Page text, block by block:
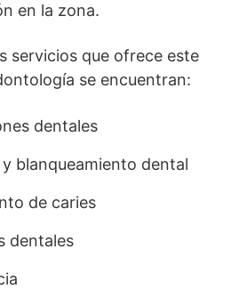
en la zona.
servicios que ofrece este
se encuentran:
dentales
blanqueamiento dental
de caries
dentales